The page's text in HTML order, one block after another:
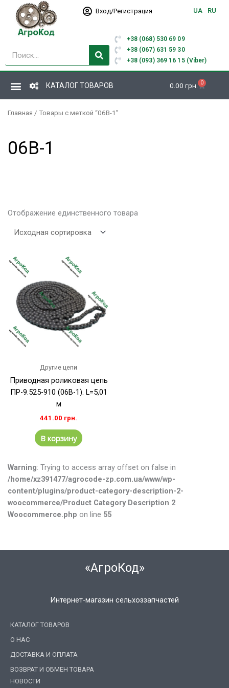
Перейти
содержимому
Вход/Регистрация UA RU
Поиск
+38 (068) 530 69 09
+38 (067) 631 59 30
+38 (093) 369 16 15 (Viber)
КАТАЛОГ ТОВАРОВ 0.00 грн. 0
Корзина
Главная / Товары с меткой “06В-1”
06В-1
Отображение единственного товара
Другие цепи
Приводная роликовая цепь
ПР-9.525-910 (06B-1). L=5,01
м
441.00 грн.
В корзину
Warning: Trying to access array offset on false in
/home/xz391477/agrocode-zp.com.ua/www/wp-
content/plugins/product-category-description-2-
woocommerce/Product Category Description 2
Woocommerce.php on line 55
«АгроКод»
Интернет-магазин сельхоззапчастей
КАТАЛОГ ТОВАРОВ
О НАС
ДОСТАВКА И ОПЛАТА
ВОЗВРАТ И ОБМЕН ТОВАРА
НОВОСТИ